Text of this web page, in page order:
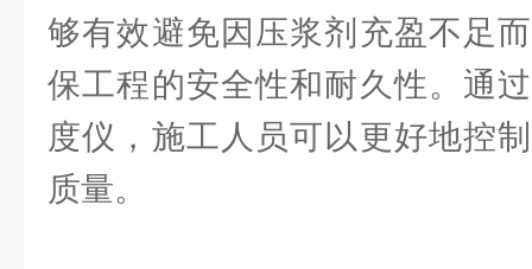
够有效避免因压浆剂充盈不足
保工程的安全性和耐久性。通
度仪，施工人员可以更好地控
质量。